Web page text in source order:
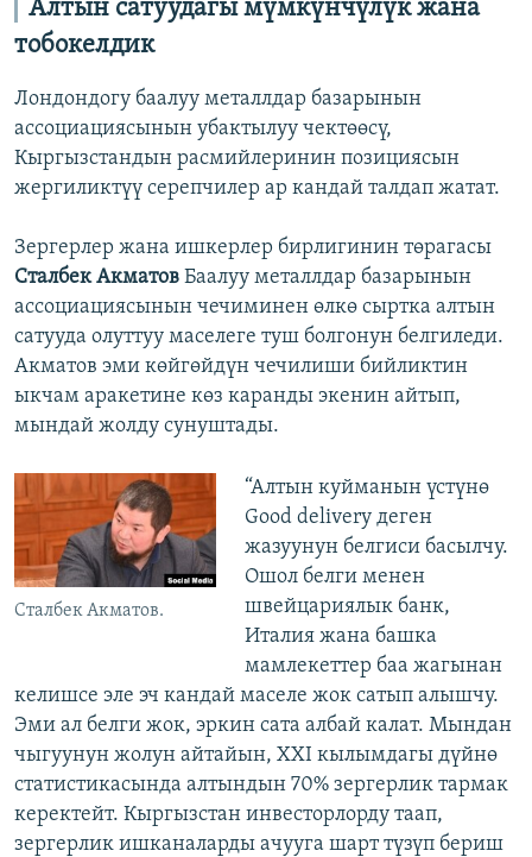
Алтын сатуудагы мүмкүнчүлүк жана
тобокелдик
Лондондогу баалуу металлдар базарынын
ассоциациясынын убактылуу чектөөсү,
Кыргызстандын расмийлеринин позициясын
жергиликтүү серепчилер ар кандай талдап жатат.
Зергерлер жана ишкерлер бирлигинин төрагасы
Сталбек Акматов Баалуу металлдар базарынын
ассоциациясынын чечиминен өлкө сыртка алтын
сатууда олуттуу маселеге туш болгонун белгиледи.
Акматов эми көйгөйдүн чечилиши бийликтин
ыкчам аракетине көз каранды экенин айтып,
мындай жолду сунуштады.
Сталбек Акматов.
“Алтын куйманын үстүнө
Good delivery деген
жазуунун белгиси басылчу.
Ошол белги менен
швейцариялык банк,
Италия жана башка
мамлекеттер баа жагынан
келишсе эле эч кандай маселе жок сатып алышчу.
Эми ал белги жок, эркин сата албай калат. Мындан
чыгуунун жолун айтайын, ХХI кылымдагы дүйнө
статистикасында алтындын 70% зергерлик тармак
керектейт. Кыргызстан инвесторлорду таап,
зергерлик ишканаларды ачууга шарт түзүп бериш